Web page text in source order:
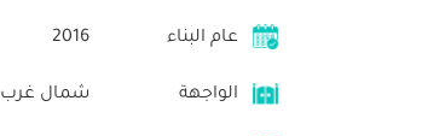
عام البناء 2016
الواجهة شمال غرب